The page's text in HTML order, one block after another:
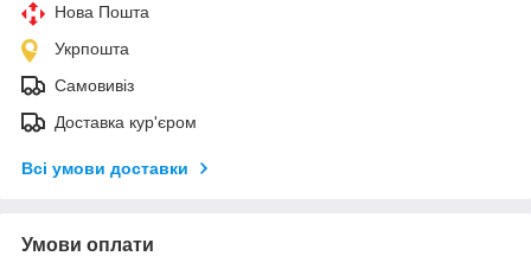
Нова Пошта
Укрпошта
Самовивіз
Доставка кур'єром
Всі умови доставки
Умови оплати